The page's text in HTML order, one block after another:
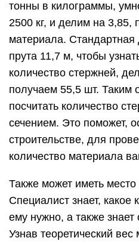
тонны в килограммы,
2500 кг, и делим на 3,85,
материала. Стандартная
прута 11,7 м, чтобы
количество стержней,
получаем 55,5 шт. Таким
посчитать количество
сечением. Это поможет,
строительстве, для
количество материала
Также может иметь место
Специалист знает, какое
ему нужно, а также
Узнав теоретический